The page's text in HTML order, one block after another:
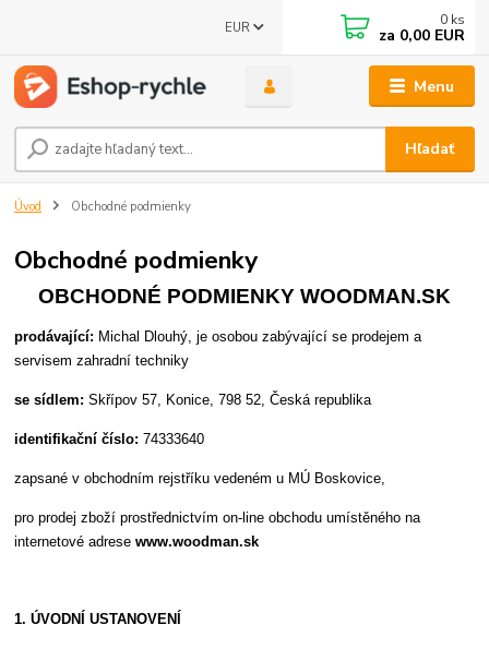
Menu
EUR
Hľadať
0 ks
za 0,00 EUR
Úvod Obchodné podmienky
Obchodné podmienky
OBCHODNÉ PODMIENKY WOODMAN.SK
prodávající: Michal Dlouhý, je osobou zabývající se prodejem a
servisem zahradní techniky
se sídlem: Skřípov 57, Konice, 798 52, Česká republika
identifikační číslo: 74333640
zapsané v obchodním rejstříku vedeném u MÚ Boskovice,
pro prodej zboží prostřednictvím on-line obchodu umístěného na
internetové adresewww.woodman.sk
1. ÚVODNÍ USTANOVENÍ